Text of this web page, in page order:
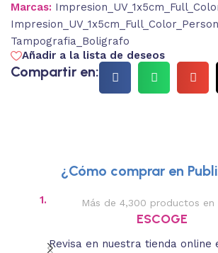
Marcas:
Tampografia_Boligrafo
Añadir a la lista de deseos
Compartir en:
¿Cómo comprar en
1. Más de 4,300 productos en
ESCOGE
Revisa en nuestra tienda online